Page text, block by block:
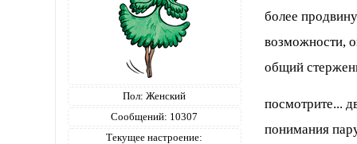
Пол: Женский
Сообщений: 10307
Текущее настроение:
более
возможности,
общий
посмотрите...
понимания